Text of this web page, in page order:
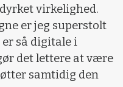
virkelighed.
er jeg superstolt
så digitale i
det lettere at være
samtidig den